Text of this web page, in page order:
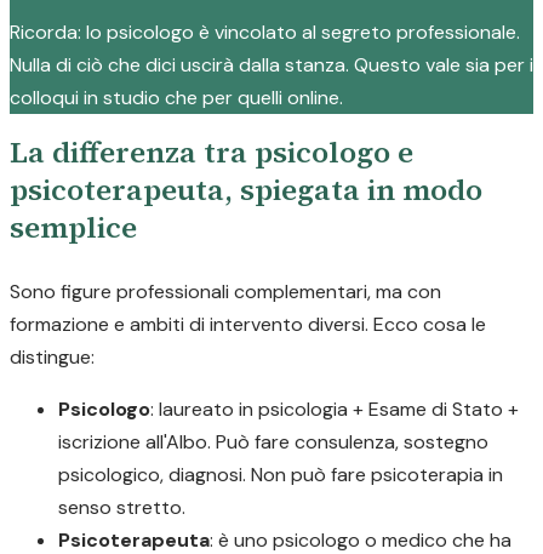
Ricorda: lo psicologo è vincolato al segreto professionale.
Nulla di ciò che dici uscirà dalla stanza. Questo vale sia per i
colloqui in studio che per quelli online.
La differenza tra psicologo e
psicoterapeuta, spiegata in modo
semplice
Sono figure professionali complementari, ma con
formazione e ambiti di intervento diversi. Ecco cosa le
distingue:
Psicologo: laureato in psicologia + Esame di Stato +
iscrizione all'Albo. Può fare consulenza, sostegno
psicologico, diagnosi. Non può fare psicoterapia in
senso stretto.
Psicoterapeuta: è uno psicologo o medico che ha